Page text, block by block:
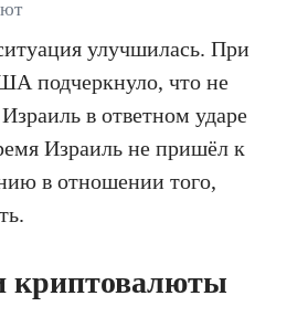
улучшилась. При
подчеркнуло, что не
в ответном ударе
Израиль не пришёл к
в отношении того,
криптовалюты